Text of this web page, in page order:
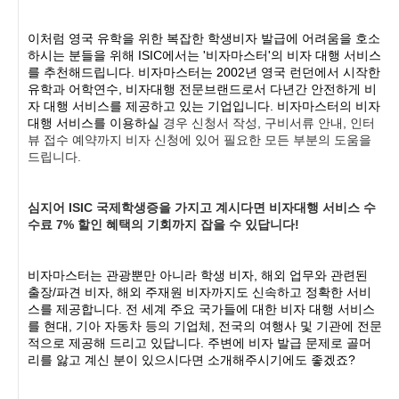
이처럼 영국 유학을 위한 복잡한 학생비자 발급에 어려움을 호소
하시는 분들을 위해 ISIC에서는 '비자마스터'의 비자 대행 서비스
를 추천해드립니다 비자마스터는 2002년 영국 런던에서 시작한
유학과 어학연수
비자대행 전문브랜드로서 다년간 안전하게 비
자 대행 서비스를 제공하고 있는 기업입니다 비자마스터의 비자
대행 서비스를 이용하실 경우 신청서 작성 구비서류 안내
인터
뷰 접수 예약까지 비자 신청에 있어 필요한 모든 부분의 도움을
드립니다
심지어 ISIC 국제학생증을 가지고 계시다면 비자대행 서비스 수
수료 7% 할인 혜택의 기회까지 잡을 수 있답니다!
비자마스터는 관광뿐만 아니라 학생 비자 해외 업무와 관련된
출장/파견 비자 해외 주재원 비자까지도 신속하고 정확한 서비
스를 제공합니다 전 세계 주요 국가들에 대한 비자 대행 서비스
를 현대
기아 자동차 등의 기업체
전국의 여행사 및 기관에 전문
적으로 제공해 드리고 있답니다 주변에 비자 발급 문제로 골머
리를 앓고 계신 분이 있으시다면 소개해주시기에도 좋겠죠?